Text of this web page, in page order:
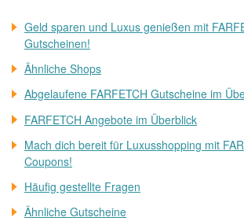
Geld sparen und Luxus genießen mit
Gutscheinen!
Ähnliche Shops
Abgelaufene FARFETCH Gutscheine im
FARFETCH Angebote im Überblick
Mach dich bereit für Luxusshopping mit
Coupons!
Häufig gestellte Fragen
Ähnliche Gutscheine